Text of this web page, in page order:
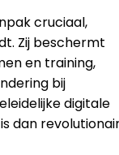
cruciaal,
Zij beschermt
en training,
bij
digitale
dan